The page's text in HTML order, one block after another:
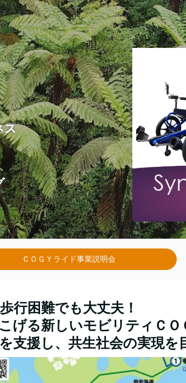
ス
ＣＯＧＹライド事業説明会
歩行困難でも大丈夫！
げる新しいモビリティＣＯ
支援し、共生社会の実現を